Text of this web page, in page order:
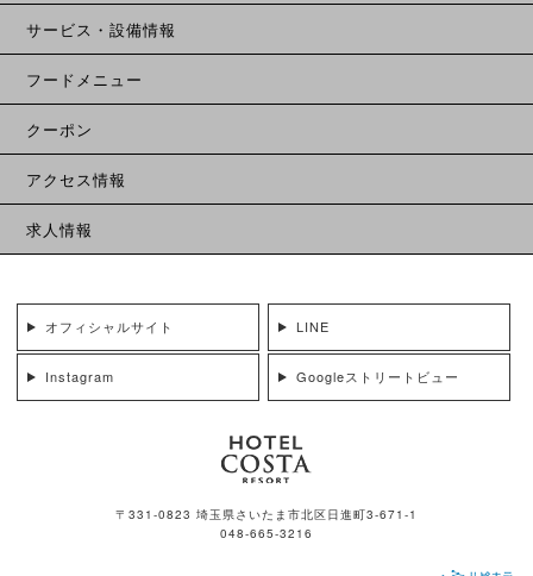
サービス・設備情報
フードメニュー
クーポン
アクセス情報
求人情報
オフィシャルサイト LINE
Instagram Googleストリートビュー
〒331-0823 埼玉県さいたま市北区日進町3-671-1
048-665-3216